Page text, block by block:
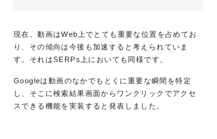
現在、動画はWeb上でとても重要な位置を占めてお
り、その傾向は今後も加速すると考えられていま
す。それはSERPs上においても同様です。
Googleは動画のなかでもとくに重要な瞬間を特定
し、そこに検索結果画面からワンクリックでアクセ
スできる機能を実装すると発表しました。